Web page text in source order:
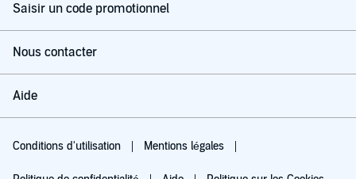
Saisir un code promotionnel
Nous contacter
Aide
Conditions d'utilisation Mentions légales